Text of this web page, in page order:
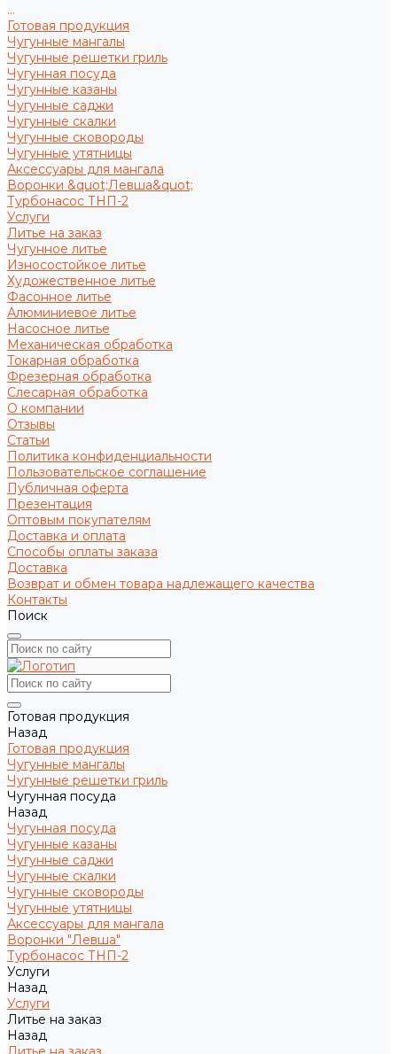
...
Готовая продукция
Чугунные мангалы
Чугунные решетки гриль
Чугунная посуда
Чугунные казаны
Чугунные саджи
Чугунные скалки
Чугунные сковороды
Чугунные утятницы
Аксессуары для мангала
Воронки &quot;Левша&quot;
Турбонасос ТНП-2
Услуги
Литье на заказ
Чугунное литье
Износостойкое литье
Художественное литье
Фасонное литье
Алюминиевое литье
Насосное литье
Механическая обработка
Токарная обработка
Фрезерная обработка
Слесарная обработка
О компании
Отзывы
Статьи
Политика конфиденциальности
Пользовательское соглашение
Публичная оферта
Презентация
Оптовым покупателям
Доставка и оплата
Способы оплаты заказа
Доставка
Возврат и обмен товара надлежащего качества
Контакты
Поиск
Готовая продукция
Назад
Готовая продукция
Чугунные мангалы
Чугунные решетки гриль
Чугунная посуда
Назад
Чугунная посуда
Чугунные казаны
Чугунные саджи
Чугунные скалки
Чугунные сковороды
Чугунные утятницы
Аксессуары для мангала
Воронки "Левша"
Турбонасос ТНП-2
Услуги
Назад
Услуги
Литье на заказ
Назад